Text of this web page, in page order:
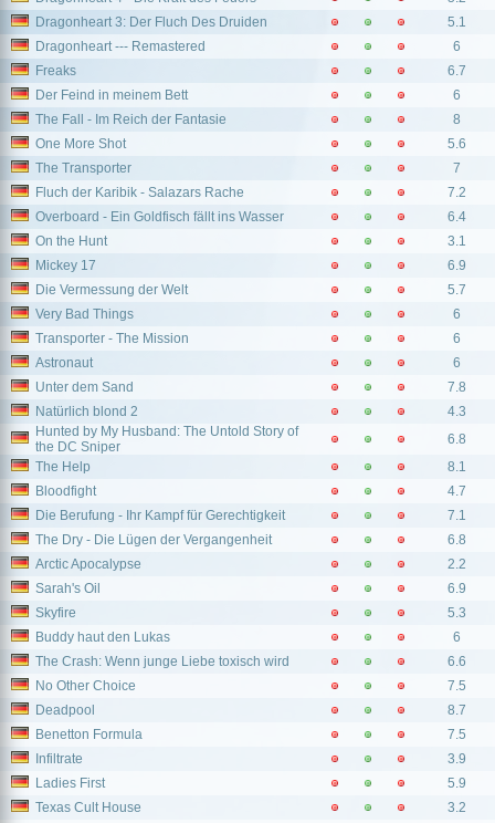
Dragonheart 3: Der Fluch Des Druiden
5.1
Dragonheart --- Remastered
6
Freaks
6.7
Der Feind in meinem Bett
6
The Fall - Im Reich der Fantasie
8
One More Shot
5.6
The Transporter
7
Fluch der Karibik - Salazars Rache
7.2
Overboard - Ein Goldfisch fällt ins Wasser
6.4
On the Hunt
3.1
Mickey 17
6.9
Die Vermessung der Welt
5.7
Very Bad Things
6
Transporter - The Mission
6
Astronaut
6
Unter dem Sand
7.8
Natürlich blond 2
4.3
Hunted by My Husband: The Untold Story of
the DC Sniper
6.8
The Help
8.1
Bloodfight
4.7
Die Berufung - Ihr Kampf für Gerechtigkeit
7.1
The Dry - Die Lügen der Vergangenheit
6.8
Arctic Apocalypse
2.2
Sarah's Oil
6.9
Skyfire
5.3
Buddy haut den Lukas
6
The Crash: Wenn junge Liebe toxisch wird
6.6
No Other Choice
7.5
Deadpool
8.7
Benetton Formula
7.5
Infiltrate
3.9
Ladies First
5.9
Texas Cult House
3.2